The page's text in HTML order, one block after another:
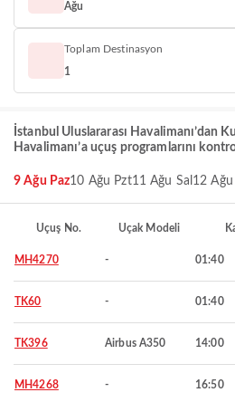
Ağu
Toplam Destinasyon
1
İstanbul Uluslararası Havalimanı’dan
Havalimanı’a uçuş programlarını
9 Ağu Paz10 Ağu Pzt11 Ağu Sal 12 Ağu
Uçuş No. Uçak Modeli
MH4270 - 01:40
TK60 - 01:40
TK396 Airbus A350 14:00
MH4268 - 16:50